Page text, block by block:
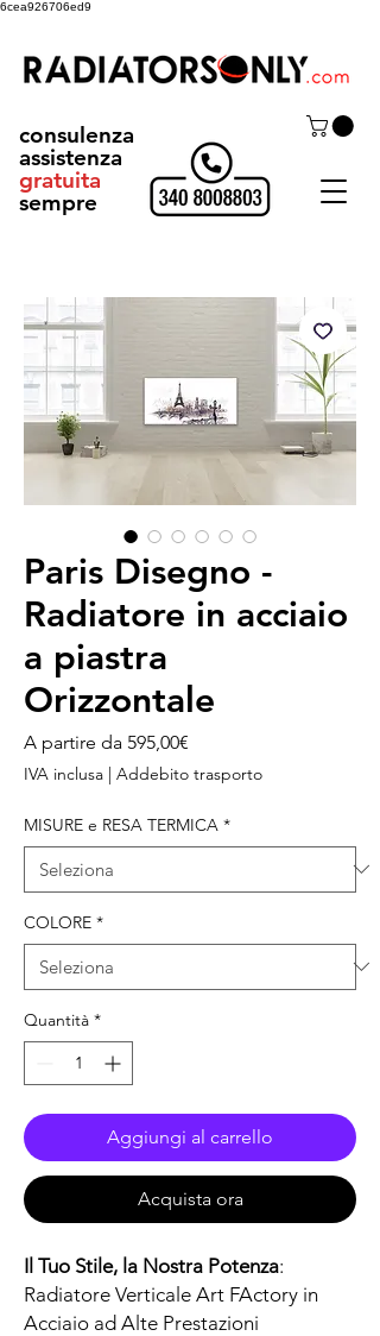
6cea926706ed9
consulenza
assistenza
gratuita
sempre
Paris Disegno -
Radiatore in acciaio
a piastra
Orizzontale
A partire da 595,00€
IVA inclusa | Addebito trasporto
MISURE e RESA TERMICA *
COLORE *
Quantità *
Aggiungi al carrello
Acquista ora
Il Tuo Stile, la Nostra Potenza:
Radiatore Verticale Art FActory in
Acciaio ad Alte Prestazioni